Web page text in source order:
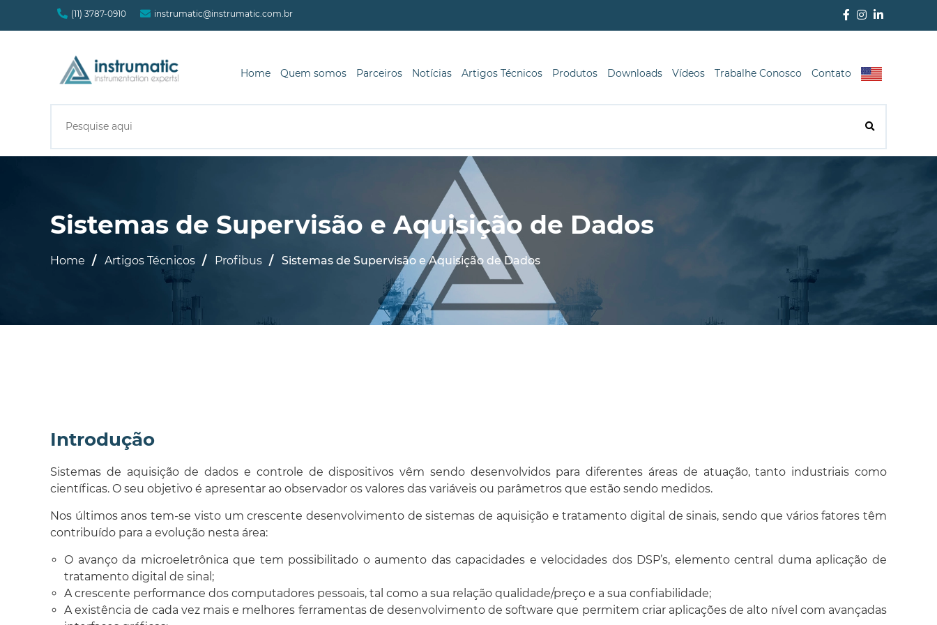
(11) 3787-0910 instrumatic@instrumatic.com.br
Home Quem somos Parceiros Notícias Artigos Técnicos Produtos Downloads Vídeos Trabalhe Conosco Contato
Sistemas de Supervisão e Aquisição de Dados
Home Artigos Técnicos Profibus Sistemas de Supervisão e Aquisição de Dados
Introdução
Sistemas de aquisição de dados e controle de dispositivos vêm sendo desenvolvidos para diferentes áreas de atuação, tanto industriais como
científicas. O seu objetivo é apresentar ao observador os valores das variáveis ou parâmetros que estão sendo medidos.
Nos últimos anos tem-se visto um crescente desenvolvimento de sistemas de aquisição e tratamento digital de sinais, sendo que vários fatores têm
contribuído para a evolução nesta área:
O avanço da microeletrônica que tem possibilitado o aumento das capacidades e velocidades dos DSP’s, elemento central duma aplicação de
tratamento digital de sinal;
A crescente performance dos computadores pessoais, tal como a sua relação qualidade/preço e a sua confiabilidade;
A existência de cada vez mais e melhores ferramentas de desenvolvimento de software que permitem criar aplicações de alto nível com avançadas